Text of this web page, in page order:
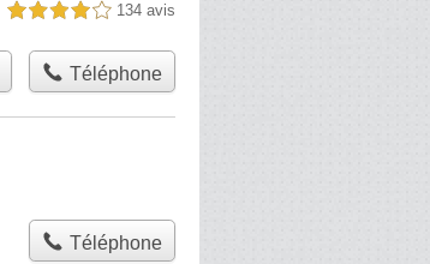
4,0 étoiles sur 5 134 avis
Téléphone
Téléphone